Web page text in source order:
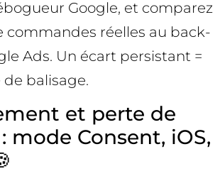
Google, et comparez
commandes réelles au back-
Ads. Un écart persistant =
balisage.
et perte de
mode Consent, iOS,